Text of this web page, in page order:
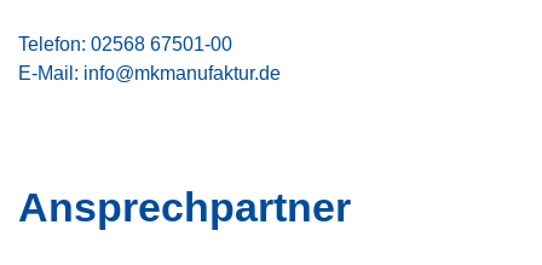
Telefon: 02568 67501-00
E-Mail: info@mkmanufaktur.de
Ansprechpartner